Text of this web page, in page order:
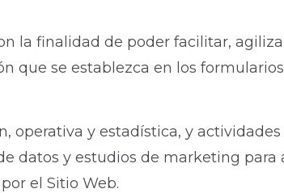
la finalidad de poder facilitar,
que se establezca en los
operativa y estadística, y
datos y estudios de marketing para
el Sitio Web.